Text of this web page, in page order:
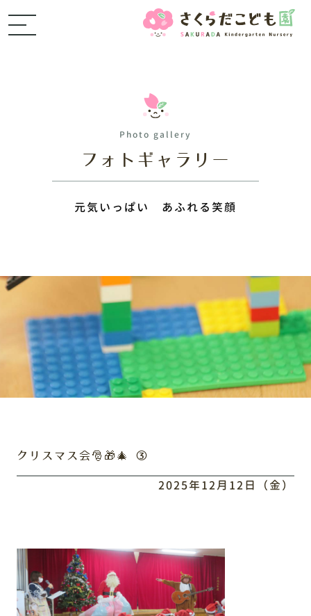
Photo gallery
フォトギャラリー
元気いっぱい あふれる笑顔
クリスマス会🎅🎁🎄 ③
2025年12月12日（金）